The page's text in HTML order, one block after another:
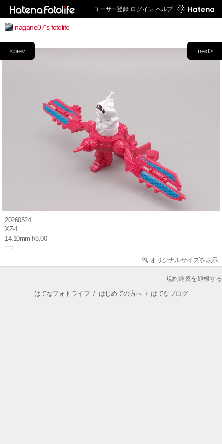
ユーザー登録 ログイン ヘルプ
nagano07's fotolife
next>
<prev
20260524
XZ-1
14.10mm f/8.00
オリジナルサイズを表示
規約違反を通報する
はてなフォトライフ / はじめての方へ/ はてなブログ